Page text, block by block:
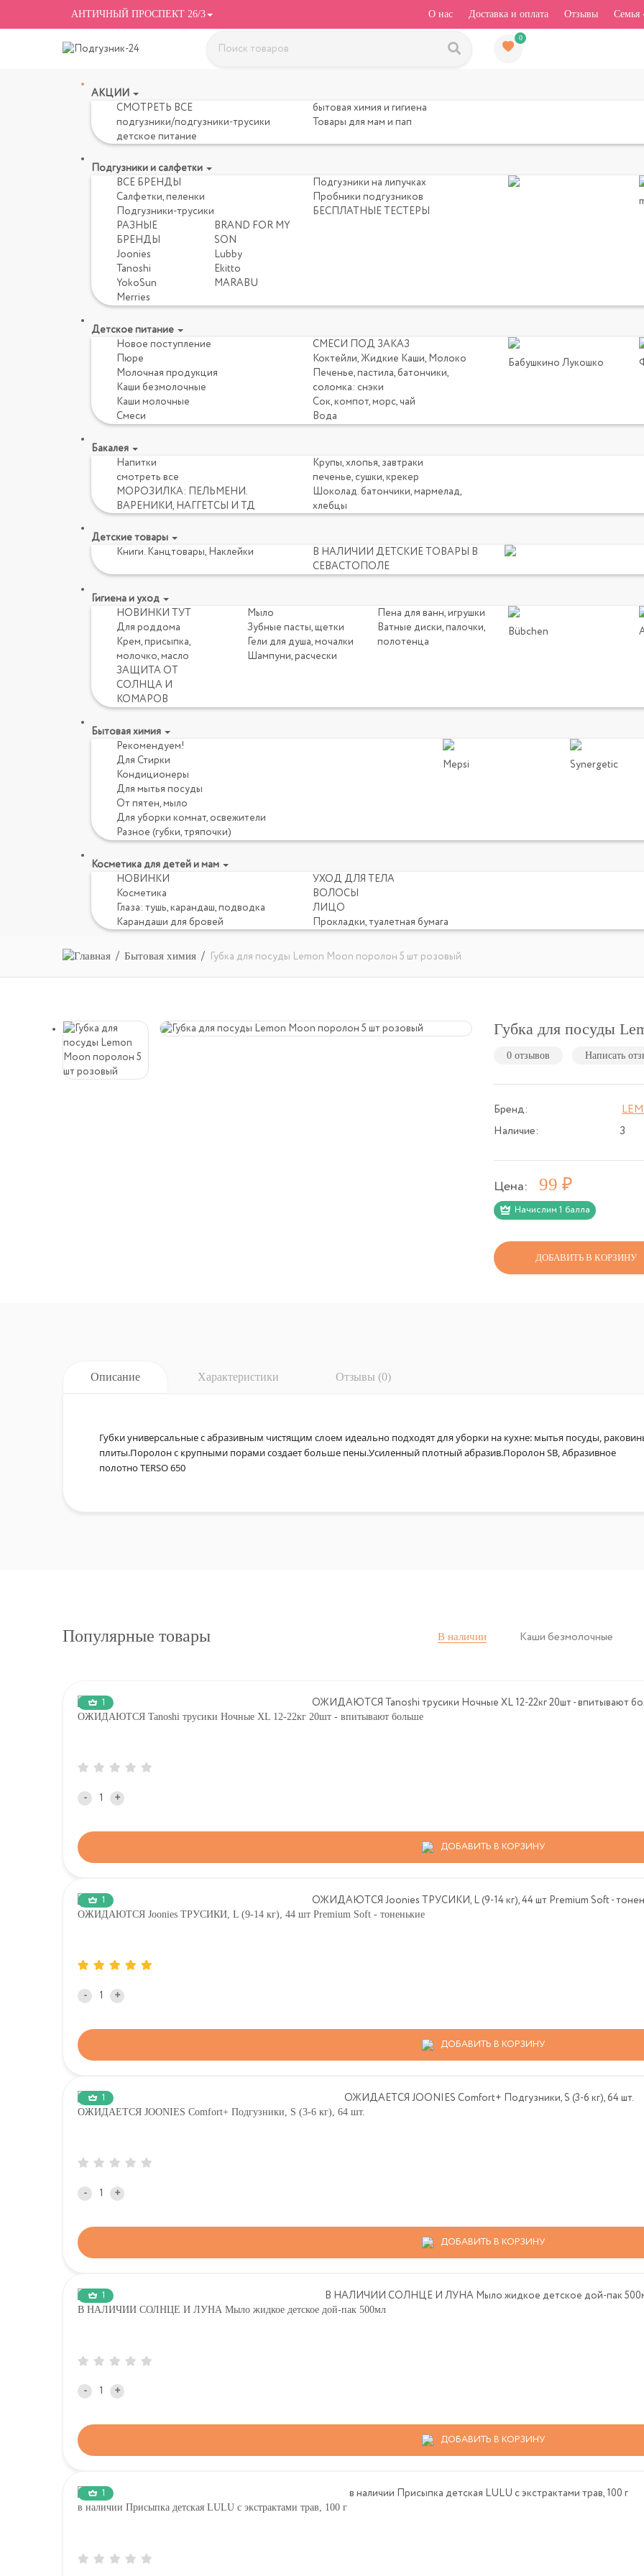
АНТИЧНЫЙ ПРОСПЕКТ 26/3 О нас Доставка и оплата Отзывы Семья
0
АКЦИИ
СМОТРЕТЬ ВСЕ
подгузники/подгузники-трусики
детское питание
бытовая химия и гигиена
Товары для мам и пап
Подгузники и салфетки
ВСЕ БРЕНДЫ
Салфетки, пеленки
Подгузники-трусики
РАЗНЫЕ
БРЕНДЫ
Joonies
Tanoshi
YokoSun
Merries
BRAND FOR MY
SON
Lubby
Ekitto
MARABU
Подгузники на липучках
Пробники подгузников
БЕСПЛАТНЫЕ ТЕСТЕРЫ
Детское питание
Новое поступление
Пюре
Молочная продукция
Каши безмолочные
Каши молочные
Смеси
СМЕСИ ПОД ЗАКАЗ
Коктейли, Жидкие Каши, Молоко
Печенье, пастила, батончики,
соломка: снэки
Сок, компот, морс, чай
Вода
Бабушкино Лукошко
Бакалея
Напитки
смотреть все
МОРОЗИЛКА: ПЕЛЬМЕНИ.
ВАРЕНИКИ, НАГГЕТСЫ И ТД
Крупы, хлопья, завтраки
печенье, сушки, крекер
Шоколад. батончики, мармелад,
хлебцы
Детские товары
Книги. Канцтовары, Наклейки
В НАЛИЧИИ ДЕТСКИЕ ТОВАРЫ В
СЕВАСТОПОЛЕ
Гигиена и уход
НОВИНКИ ТУТ
Для роддома
Крем, присыпка,
молочко, масло
ЗАЩИТА ОТ
СОЛНЦА И
КОМАРОВ
Мыло
Зубные пасты, щетки
Гели для душа, мочалки
Шампуни, расчески
Пена для ванн, игрушки
Ватные диски, палочки,
полотенца
Bübchen
Бытовая химия
Рекомендуем!
Для Стирки
Кондиционеры
Для мытья посуды
От пятен, мыло
Для уборки комнат, освежители
Разное (губки, тряпочки)
Mepsi Synergetic
Косметика для детей и мам
НОВИНКИ
Косметика
Глаза: тушь, карандаш, подводка
Карандаши для бровей
УХОД ДЛЯ ТЕЛА
ВОЛОСЫ
ЛИЦО
Прокладки, туалетная бумага
Бытовая химия Губка для посуды Lemon Moon поролон 5 шт розовый
Губка для посуды
0 отзывов Написать
Бренд:
Наличие:
3
Цена: 99
Начислим 1 балла
ДОБАВИТЬ В КОРЗИНУ
Описание Характеристики Отзывы (0)
Губки универсальные с абразивным чистящим слоем идеально подходят для уборки на кухне: мытья посуды,
плиты.Поролон с крупными порами создает больше пены.Усиленный плотный абразив.Поролон SB, Абразивное
полотно TERSO 650
Популярные товары В наличии Каши безмолочные
1
ОЖИДАЮТСЯ Tanoshi трусики Ночные XL 12-22кг 20шт - впитывают больше
- +
ДОБАВИТЬ В КОРЗИНУ
1
ОЖИДАЮТСЯ Joonies ТРУСИКИ, L (9-14 кг), 44 шт Premium Soft - тоненькие
- +
ДОБАВИТЬ В КОРЗИНУ
1
ОЖИДАЕТСЯ JOONIES Comfort+ Подгузники, S (3-6 кг), 64 шт.
- +
ДОБАВИТЬ В КОРЗИНУ
1
В НАЛИЧИИ СОЛНЦЕ И ЛУНА Мыло жидкое детское дой-пак 500мл
- +
ДОБАВИТЬ В КОРЗИНУ
1
в наличии Присыпка детская LULU с экстрактами трав, 100 г